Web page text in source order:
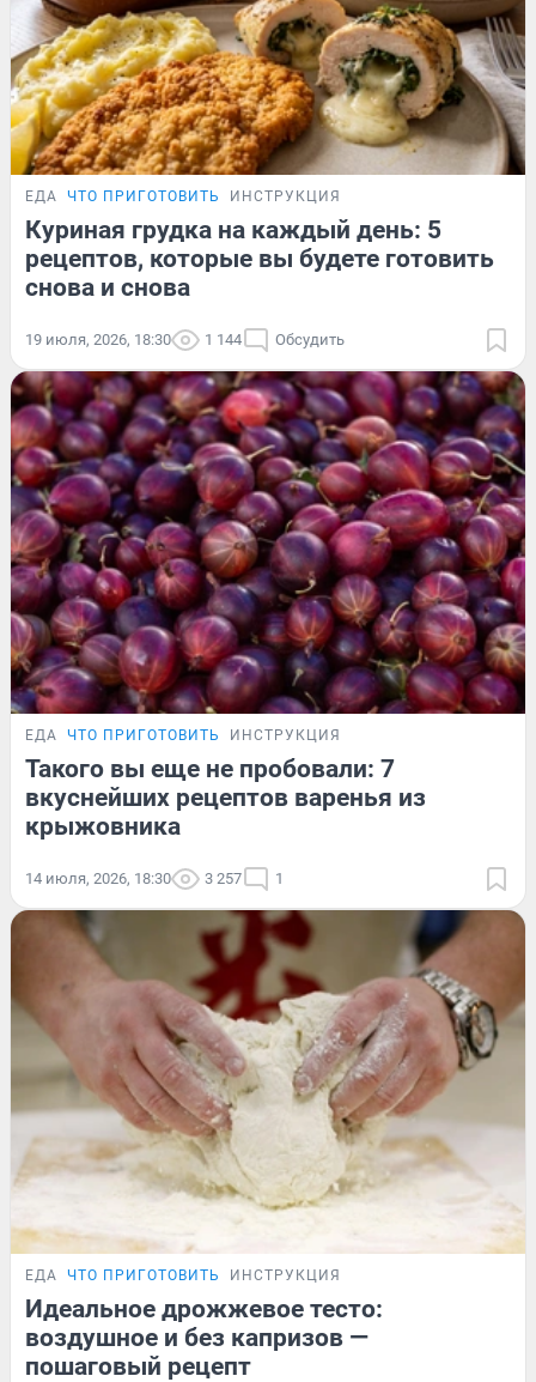
ЕДА ЧТО ПРИГОТОВИТЬ ИНСТРУКЦИЯ
Куриная грудка на каждый день: 5
рецептов, которые вы будете готовить
снова и снова
19 июля, 2026, 18:30 1 144 Обсудить
ЕДА ЧТО ПРИГОТОВИТЬ ИНСТРУКЦИЯ
Такого вы еще не пробовали: 7
вкуснейших рецептов варенья из
крыжовника
14 июля, 2026, 18:30 3 257 1
ЕДА ЧТО ПРИГОТОВИТЬ ИНСТРУКЦИЯ
Идеальное дрожжевое тесто:
воздушное и без капризов —
пошаговый рецепт